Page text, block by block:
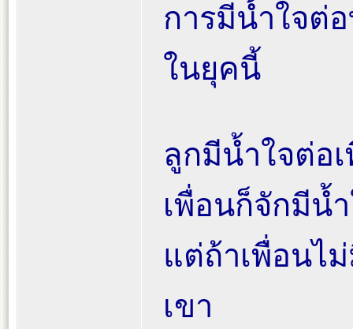
การมีน้ำใจต่
ในยุคนี้
ลูกมีน้ำใจต่อ
เพื่อนก็จักมีน้ำ
แต่ถ้าเพื่อนไ
เขา